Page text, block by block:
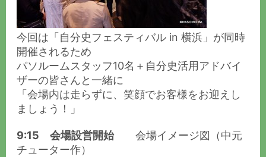
今回は「自分史フェスティバル in 横浜」が同時
開催されるため
パソルームスタッフ10名＋自分史活用アドバイ
ザーの皆さんと一緒に
「会場内は走らずに、笑顔でお客様をお迎えし
ましょう！」
9:15 会場設営開始 会場イメージ図（中元
チューター作）